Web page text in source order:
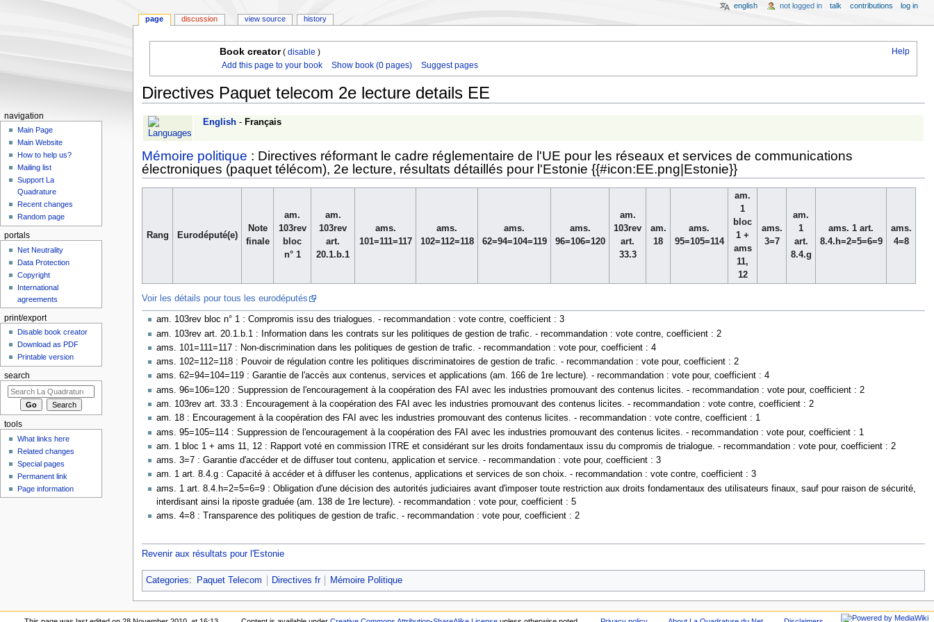
Help
Book creator(disable )
Add this page to your book
Show book (0 pages) Suggest pages
Directives Paquet telecom 2e lecture details EE
Jump
Jump
English- Français
Mémoire politique : Directives réformant le cadre réglementaire de l'UE pour les réseaux et services de communications
électroniques (paquet télécom), 2e lecture, résultats détaillés pour l'Estonie {{#icon:EE.png|Estonie}}
Rang Eurodéputé(e)
Note
finale
am.
103rev
bloc
n° 1
am.
103rev
art.
20.1.b.1
ams.
101=111=117
ams.
102=112=118
ams.
62=94=104=119
ams.
96=106=120
am.
103rev
art.
33.3
am.
18
ams.
95=105=114
am.
1
bloc
1 +
ams
11,
12
ams.
3=7
am.
1
art.
8.4.g
ams. 1 art.
8.4.h=2=5=6=9
ams.
4=8
Voir les détails pour tous les eurodéputés
am. 103rev bloc n° 1 : Compromis issu des trialogues. - recommandation : vote contre, coefficient : 3
am. 103rev art. 20.1.b.1 : Information dans les contrats sur les politiques de gestion de trafic. - recommandation : vote contre, coefficient : 2
ams. 101=111=117 : Non-discrimination dans les politiques de gestion de trafic. - recommandation : vote pour, coefficient : 4
ams. 102=112=118 : Pouvoir de régulation contre les politiques discriminatoires de gestion de trafic. - recommandation : vote pour, coefficient : 2
ams. 62=94=104=119 : Garantie de l'accès aux contenus, services et applications (am. 166 de 1re lecture). - recommandation : vote pour, coefficient : 4
ams. 96=106=120 : Suppression de l'encouragement à la coopération des FAI avec les industries promouvant des contenus licites. - recommandation : vote pour, coefficient : 2
am. 103rev art. 33.3 : Encouragement à la coopération des FAI avec les industries promouvant des contenus licites. - recommandation : vote contre, coefficient : 2
am. 18 : Encouragement à la coopération des FAI avec les industries promouvant des contenus licites. - recommandation : vote contre, coefficient : 1
ams. 95=105=114 : Suppression de l'encouragement à la coopération des FAI avec les industries promouvant des contenus licites. - recommandation : vote pour, coefficient : 1
am. 1 bloc 1 + ams 11, 12 : Rapport voté en commission ITRE et considérant sur les droits fondamentaux issu du compromis de trialogue. - recommandation : vote pour, coefficient : 2
ams. 3=7 : Garantie d'accéder et de diffuser tout contenu, application et service. - recommandation : vote pour, coefficient : 3
am. 1 art. 8.4.g : Capacité à accéder et à diffuser les contenus, applications et services de son choix. - recommandation : vote contre, coefficient : 3
ams. 1 art. 8.4.h=2=5=6=9 : Obligation d'une décision des autorités judiciaires avant d'imposer toute restriction aux droits fondamentaux des utilisateurs finaux, sauf pour raison de sécurité,
interdisant ainsi la riposte graduée (am. 138 de 1re lecture). - recommandation : vote pour, coefficient : 5
ams. 4=8 : Transparence des politiques de gestion de trafic. - recommandation : vote pour, coefficient : 2
Revenir aux résultats pour l'Estonie
Categories: Paquet Telecom Directives fr Mémoire Politique
page discussion view source history
english not logged in talk contributions log in
navigation
Main Page
Main Website
How to help us?
Mailing list
Support La
Quadrature
Recent changes
Random page
portals
Net Neutrality
Data Protection
Copyright
International
agreements
print/export
Disable book creator
Download as PDF
Printable version
search
tools
What links here
Related changes
Special pages
Permanent link
Page information